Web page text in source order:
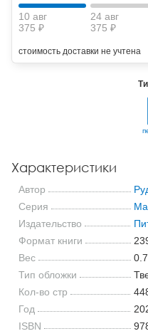
10 авг
375 ₽
24 авг
375 ₽
стоимость доставки не учтена
Характеристики
Автор
Серия
Издательство
Формат книги
Вес
Тип обложки
Кол-во стр
Год
ISBN